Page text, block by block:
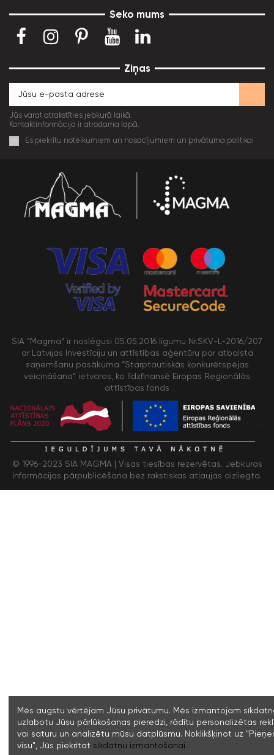
Seko mums
Ziņas
Jūs varat atrakstīties jebkurā laikā.
Kontaktinformācija ir atrodama lapā.
Es piekrītu noteikumiem un nosacījumiem un privātuma politikai
SIA “Magma” ir noslēgusi 05.05.2016 līgumu Nr.SKV-L-2016/207
ar Latvijas Investīciju un attīstības aģentūru par atbalsta
saņemšanu pasākuma “Starptautiskās konkurētspējas
veicināšana” ietvaros, ko līdzfinansē Eiropas Reģionālās
attīstības fonds
© 1996-2023 SIA MAGMA | Visas tiesības rezervētas. Jebkuras
informācijas pārpublicēšana bez rakstiskas atļaujas aizliegta.
Mēs augstu vērtējam Jūsu privātumu. Mēs izmantojam
uzlabotu Jūsu pārlūkošanas pieredzi, rādītu personalizētas
vai saturu un analizētu mūsu datplūsmu. Noklikšķinot uz
visu", Jūs piekrītat sīkdatņu izmantošanai.